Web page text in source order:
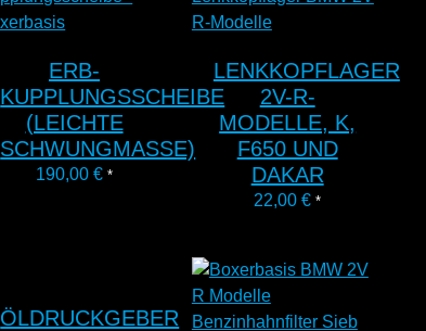
ERB-
KUPPLUNGSSCHEIBE
(LEICHTE
SCHWUNGMASSE)
190,00€ *
LENKKOPFLAGER
2V-R-
MODELLE, K,
F650 UND
DAKAR
22,00€ *
ÖLDRUCKGEBER